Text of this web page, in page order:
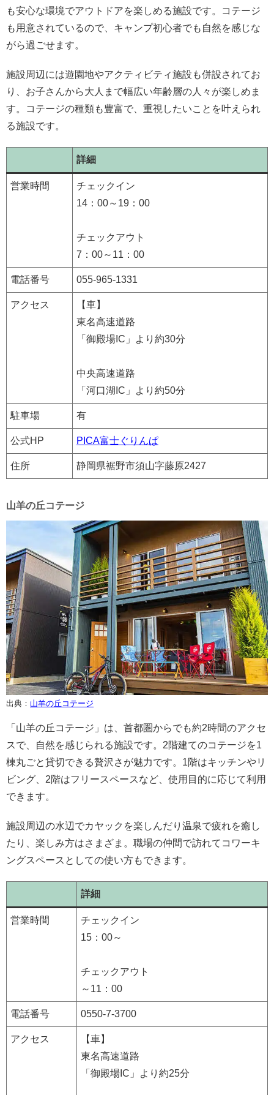
も安心な環境でアウトドアを楽しめる施設です。コテージ
も用意されているので、キャンプ初心者でも自然を感じな
がら過ごせます。
施設周辺には遊園地やアクティビティ施設も併設されてお
り、お子さんから大人まで幅広い年齢層の人々が楽しめま
す。コテージの種類も豊富で、重視したいことを叶えられ
る施設です。
詳細
営業時間
チェックイン
14：00～19：00
チェックアウト
7：00～11：00
電話番号 055-965-1331
アクセス
【車】
東名高速道路
「御殿場IC」より約30分
中央高速道路
「河口湖IC」より約50分
駐車場 有
公式HP PICA富士ぐりんぱ
住所 静岡県裾野市須山字藤原2427
山羊の丘コテージ
出典： 山羊の丘コテージ
「山羊の丘コテージ」は、首都圏からでも約2時間のアクセ
スで、自然を感じられる施設です。2階建てのコテージを1
棟丸ごと貸切できる贅沢さが魅力です。1階はキッチンやリ
ビング、2階はフリースペースなど、使用目的に応じて利用
できます。
施設周辺の水辺でカヤックを楽しんだり温泉で疲れを癒し
たり、楽しみ方はさまざま。職場の仲間で訪れてコワーキ
ングスペースとしての使い方もできます。
詳細
営業時間
チェックイン
15：00～
チェックアウト
～11：00
電話番号 0550-7-3700
アクセス
【車】
東名高速道路
「御殿場IC」より約25分